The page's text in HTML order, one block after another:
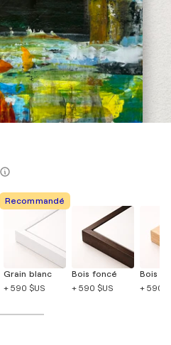
Recommandé
Grain blanc
+ 590 $US
Bois foncé
+ 590 $US
Bois
+ 590